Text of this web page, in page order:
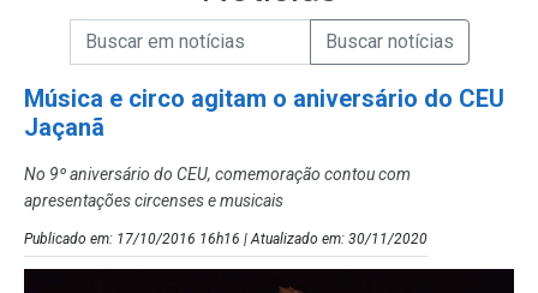
Campo de Busca de Notícias
Campo de Busca de informaçõesEnviar a Busca de Notícias
Música e circo agitam o aniversário do CEU
Jaçanã
No 9º aniversário do CEU, comemoração contou com
apresentações circenses e musicais
Publicado em: 17/10/2016 16h16 | Atualizado em: 30/11/2020